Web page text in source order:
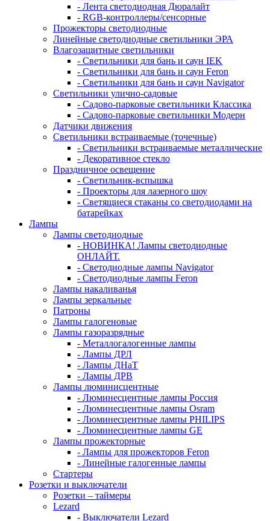
- Лента светодиодная Дюралайт
- RGB-контроллеры/сенсорные
Прожекторы светодиодные
Линейные светодиодные светильники ЭРА
Влагозащитные светильники
- Cветильники для бань и саун IEK
- Cветильники для бань и саун Feron
- Cветильники для бань и саун Navigator
Светильники улично-садовые
- Садово-парковые светильники Классика
- Садово-парковые светильники Модерн
Датчики движения
Светильники встраиваемые (точечные)
- Светильники встраиваемые металлические
- Декоративное стекло
Праздничное освещение
- Светильник-вспышка
- Проекторы для лазерного шоу
- Светящиеся стаканы со светодиодами на
батарейках
Лампы
Лампы светодиодные
- НОВИНКА! Лампы светодиодные
ОНЛАЙТ.
- Светодиодные лампы Navigator
- Светодиодные лампы Feron
Лампы накаливанья
Лампы зеркальные
Патроны
Лампы галогеновые
Лампы газоразрядные
- Металлогалогенные лампы
- Лампы ДРЛ
- Лампы ДНаТ
- Лампы ДРВ
Лампы люминисцентные
- Люминесцентные лампы Россия
- Люминесцентные лампы Osram
- Люминесцентные лампы PHILIPS
- Люминесцентные лампы GE
Лампы прожекторные
- Лампы для прожекторов Feron
- Линейные галогенные лампы
Стартеры
Розетки и выключатели
Розетки – таймеры
Lezard
- Выключатели Lezard